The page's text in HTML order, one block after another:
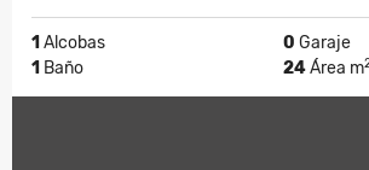
1 Alcobas 0 Garaje
1 Baño 24Área m